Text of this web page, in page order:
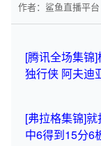
作者：鲨鱼直播平台
[腾讯全场集锦
独行侠 阿夫迪
[弗拉格集锦]
中6得到15分6